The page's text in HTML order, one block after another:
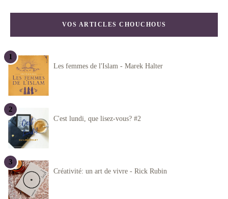
VOS ARTICLES CHOUCHOUS
Les femmes de l'Islam - Marek Halter
C'est lundi, que lisez-vous? #2
Créativité: un art de vivre - Rick Rubin